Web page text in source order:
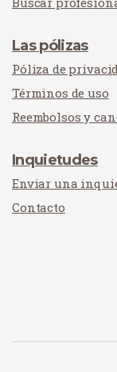
Las pólizas
Póliza de
Términos de uso
Reembolsos y
Inquietudes
Enviar una
Contacto